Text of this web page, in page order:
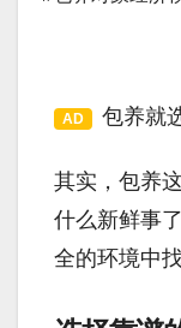
AD 包养就
其实，包养
什么新鲜事
全的环境中